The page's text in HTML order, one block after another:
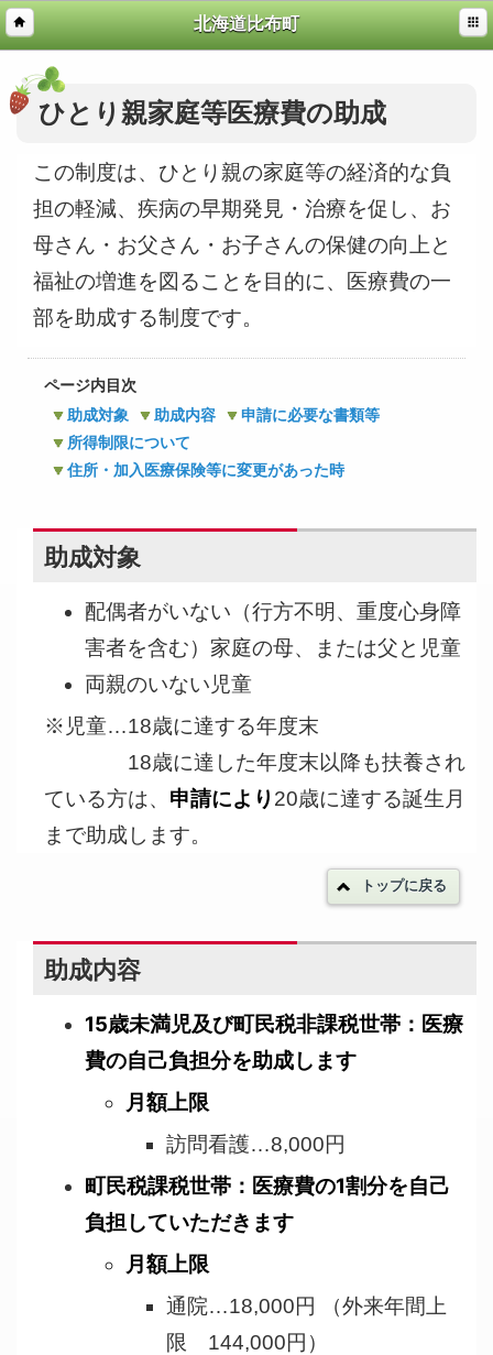
北海道比布町
ひとり親家庭等医療費の助成
この制度は、ひとり親の家庭等の経済的な負
担の軽減、疾病の早期発見・治療を促し、お
母さん・お父さん・お子さんの保健の向上と
福祉の増進を図ることを目的に、医療費の一
部を助成する制度です。
ページ内目次
助成対象 助成内容
申請に必要な書類等
所得制限について
住所・加入医療保険等に変更があった時
助成対象
配偶者がいない（行方不明、重度心身障
害者を含む）家庭の母、または父と児童
両親のいない児童
※児童…18歳に達する年度末
18歳に達した年度末以降も扶養され
ている方は、 申請により 20歳に達する誕生月
まで助成します。
トップに戻る
助成内容
15歳未満児及び町民税非課税世帯：医療
費の自己負担分を助成します
月額上限
訪問看護…8,000円
町民税課税世帯： 医療費の1割分を自己
負担していただきます
月額上限
通院…18,000円 （外来年間上
限 144,000円）